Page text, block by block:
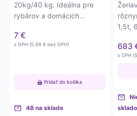
20kg/40 kg. Ideálna pre
rybárov a domácich
dielik –…
7 €
s DPH (5,69 € bez DPH)
Pridať do košíka
48 na sklade
1,5t,
683
s DPH (